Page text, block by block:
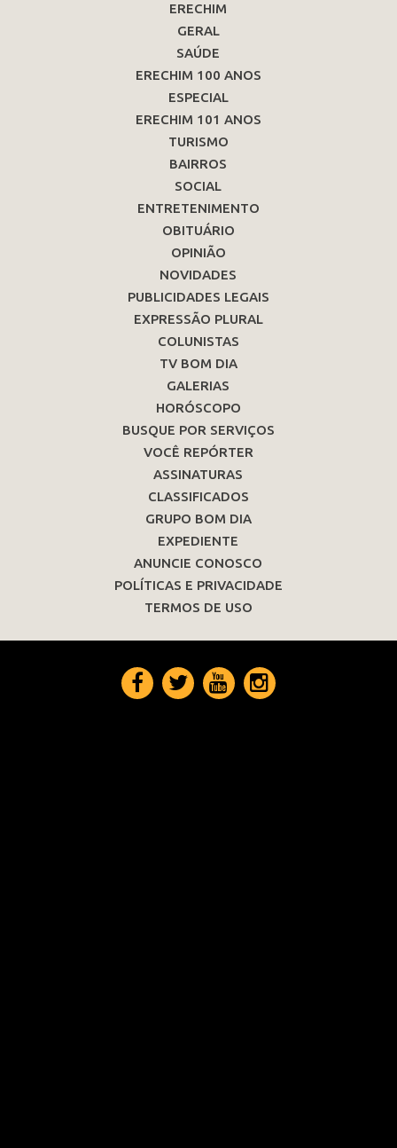
ERECHIM
GERAL
SAÚDE
ERECHIM 100 ANOS
ESPECIAL
ERECHIM 101 ANOS
TURISMO
BAIRROS
SOCIAL
ENTRETENIMENTO
OBITUÁRIO
OPINIÃO
NOVIDADES
PUBLICIDADES LEGAIS
EXPRESSÃO PLURAL
COLUNISTAS
TV BOM DIA
GALERIAS
HORÓSCOPO
BUSQUE POR SERVIÇOS
VOCÊ REPÓRTER
ASSINATURAS
CLASSIFICADOS
GRUPO BOM DIA
EXPEDIENTE
ANUNCIE CONOSCO
POLÍTICAS E PRIVACIDADE
TERMOS DE USO